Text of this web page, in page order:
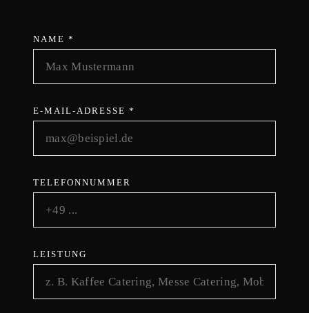
NAME *
E-MAIL-ADRESSE *
TELEFONNUMMER
LEISTUNG